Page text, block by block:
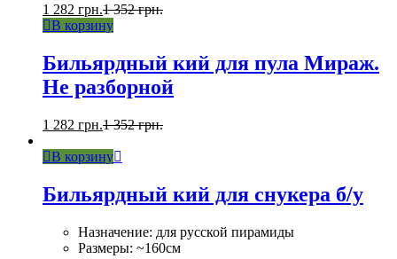
1 282 грн.1 352грн.
В корзину
Бильярдный кий для пула Мираж.
Не разборной
1 282 грн.1 352грн.
В корзину
Бильярдный кий для снукера б/у
Назначение: для русской пирамиды
Размеры: ~160см